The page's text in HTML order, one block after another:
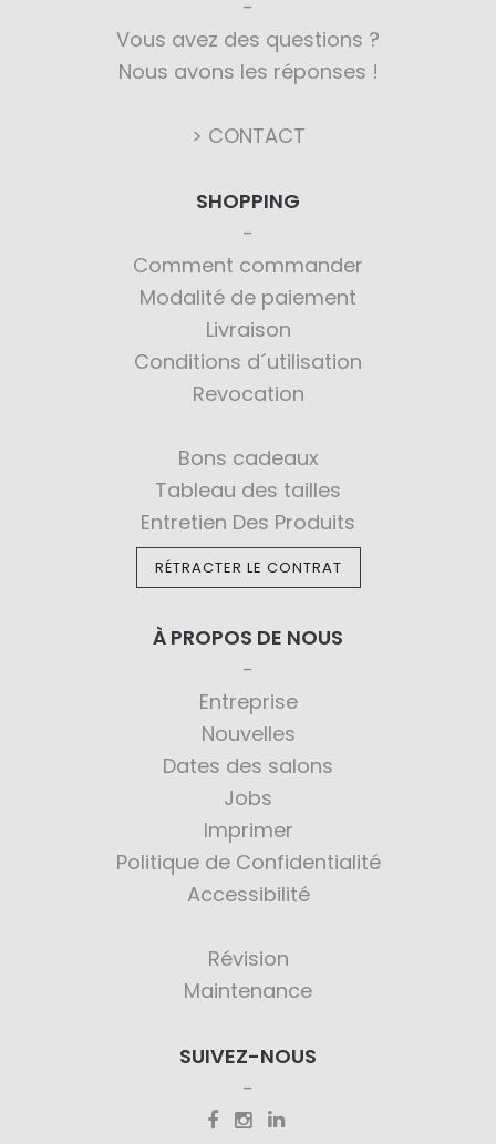
Vous avez des questions ?
Nous avons les réponses !
> CONTACT
SHOPPING
Comment commander
Modalité de paiement
Livraison
Conditions d´utilisation
Revocation
Bons cadeaux
Tableau des tailles
Entretien Des Produits
RÉTRACTER LE CONTRAT
À PROPOS DE NOUS
Entreprise
Nouvelles
Dates des salons
Jobs
Imprimer
Politique de Confidentialité
Accessibilité
Révision
Maintenance
SUIVEZ-NOUS